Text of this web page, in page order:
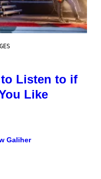
to Listen to if
Like
Galiher